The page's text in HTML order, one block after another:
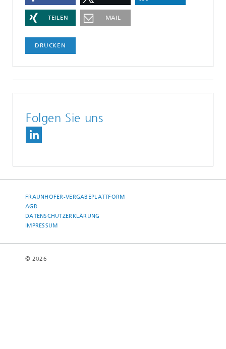
TEILEN MAIL
DRUCKEN
Folgen Sie uns
FRAUNHOFER-VERGABEPLATTFORM
AGB
DATENSCHUTZERKLÄRUNG
IMPRESSUM
© 2026